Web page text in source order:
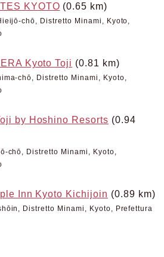
KYOTO (0.65 km)
chō, Distretto Minami, Kyoto,
Kyoto Toji (0.81 km)
chō, Distretto Minami, Kyoto,
by Hoshino Resorts (0.94
chō, Distretto Minami, Kyoto,
Inn Kyoto Kichijoin (0.89 km)
Distretto Minami, Kyoto, Prefettura